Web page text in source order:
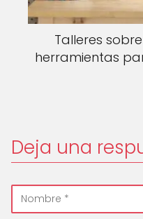
Talleres
herramientas
Deja una